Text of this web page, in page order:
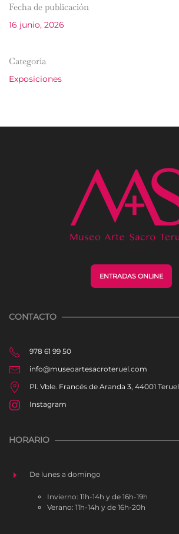
Fecha de publicación
16 junio, 2026
Categoría
Exposiciones
ENTRADAS ONLINE
CONTACTO
978 61 99 50
info@museoartesacroteruel.com
Pl. Vble. Francés de Aranda 3, 44001 Teruel
Instagram
HORARIO
De lunes a domingo
Invierno: 11h-14h y de 16h-19h
Verano: 11h-14h y de 16h-20h